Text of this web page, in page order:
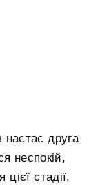
настає друга
неспокій,
стадії,